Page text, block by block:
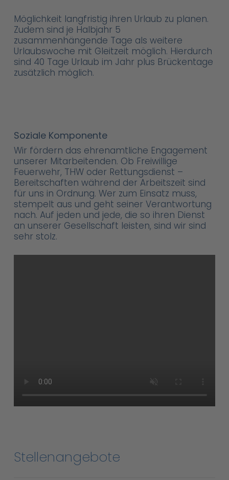
Möglichkeit langfristig ihren Urlaub zu planen.
Zudem sind je Halbjahr 5
zusammenhängende Tage als weitere
Urlaubswoche mit Gleitzeit möglich. Hierdurch
sind 40 Tage Urlaub im Jahr plus Brückentage
zusätzlich möglich.
Soziale Komponente
Wir fördern das ehrenamtliche Engagement
unserer Mitarbeitenden. Ob Freiwillige
Feuerwehr, THW oder Rettungsdienst –
Bereitschaften während der Arbeitszeit sind
für uns in Ordnung. Wer zum Einsatz muss,
stempelt aus und geht seiner Verantwortung
nach. Auf jeden und jede, die so ihren Dienst
an unserer Gesellschaft leisten, sind wir sind
sehr stolz.
Stellenangebote